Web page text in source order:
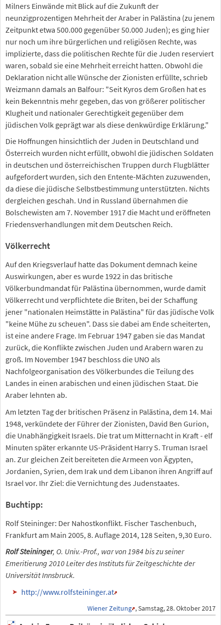
Milners Einwände mit Blick auf die Zukunft der
neunzigprozentigen Mehrheit der Araber in Palästina (zu jenem
Zeitpunkt etwa 500.000 gegenüber 50.000 Juden); es ging hier
nur noch um ihre bürgerlichen und religiösen Rechte, was
implizierte, dass die politischen Rechte für die Juden reserviert
waren, sobald sie eine Mehrheit erreicht hatten. Obwohl die
Deklaration nicht alle Wünsche der Zionisten erfüllte, schrieb
Weizmann damals an Balfour: "Seit Kyros dem Großen hat es
kein Bekenntnis mehr gegeben, das von größerer politischer
Klugheit und nationaler Gerechtigkeit gegenüber dem
jüdischen Volk geprägt war als diese denkwürdige Erklärung."
Die Hoffnungen hinsichtlich der Juden in Deutschland und
Österreich wurden nicht erfüllt, obwohl die jüdischen Soldaten
in deutschen und österreichischen Truppen durch Flugblätter
aufgefordert wurden, sich den Entente-Mächten zuzuwenden,
da diese die jüdische Selbstbestimmung unterstützten. Nichts
dergleichen geschah. Und in Russland übernahmen die
Bolschewisten am 7. November 1917 die Macht und eröffneten
Friedensverhandlungen mit dem Deutschen Reich.
Völkerrecht
Auf den Kriegsverlauf hatte das Dokument demnach keine
Auswirkungen, aber es wurde 1922 in das britische
Völkerbundmandat für Palästina übernommen, wurde damit
Völkerrecht und verpflichtete die Briten, bei der Schaffung
jener "nationalen Heimstätte in Palästina" für das jüdische Volk
"keine Mühe zu scheuen". Dass sie dabei am Ende scheiterten,
ist eine andere Frage. Im Februar 1947 gaben sie das Mandat
zurück, die Konflikte zwischen Juden und Arabern waren zu
groß. Im November 1947 beschloss die UNO als
Nachfolgeorganisation des Völkerbundes die Teilung des
Landes in einen arabischen und einen jüdischen Staat. Die
Araber lehnten ab.
Am letzten Tag der britischen Präsenz in Palästina, dem 14. Mai
1948, verkündete der Führer der Zionisten, David Ben Gurion,
die Unabhängigkeit Israels. Die trat um Mitternacht in Kraft - elf
Minuten später erkannte US-Präsident Harry S. Truman Israel
an. Zur gleichen Zeit bereiteten die Armeen von Ägypten,
Jordanien, Syrien, dem Irak und dem Libanon ihren Angriff auf
Israel vor. Ihr Ziel: die Vernichtung des Judenstaates.
Buchtipp:
Rolf Steininger: Der Nahostkonflikt. Fischer Taschenbuch,
Frankfurt am Main 2005, 8. Auflage 2014, 128 Seiten, 9,30 Euro.
Rolf Steininger, O. Univ.-Prof., war von 1984 bis zu seiner
Emeritierung 2010 Leiter des Instituts für Zeitgeschichte der
Universität Innsbruck.
http://www.rolfsteininger.at
Wiener Zeitung , Samstag, 28. Oktober 2017